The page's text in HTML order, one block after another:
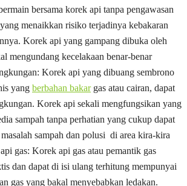
bersama korek api tanpa pengawasan
menaikkan risiko terjadinya kebakaran
Korek api yang gampang dibuka oleh
mengundang kecelakaan benar-benar
Korek api yang dibuang sembrono
yang berbahan bakargas atau cairan, dapat
Korek api sekali mengfungsikan yang
sampah tanpa perhatian yang cukup dapat
sampah dan polusi di area kira-kira
gas: Korek api gas atau pemantik gas
dan dapat di isi ulang terhitung mempunyai
gas yang bakal menyebabkan ledakan.